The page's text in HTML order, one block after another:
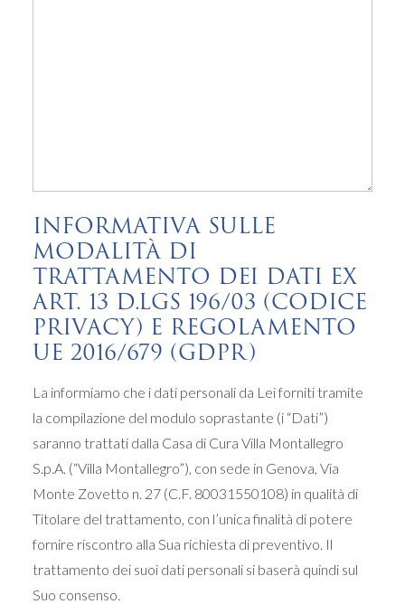
INFORMATIVA SULLE
MODALITÀ DI
TRATTAMENTO DEI DATI EX
ART. 13 D.LGS 196/03 (CODICE
PRIVACY) E REGOLAMENTO
UE 2016/679 (GDPR)
La informiamo che i dati personali da Lei forniti tramite
la compilazione del modulo soprastante (i “Dati”)
saranno trattati dalla Casa di Cura Villa Montallegro
S.p.A. (“Villa Montallegro”), con sede in Genova, Via
Monte Zovetto n. 27 (C.F. 80031550108) in qualità di
Titolare del trattamento, con l’unica finalità di potere
fornire riscontro alla Sua richiesta di preventivo. Il
trattamento dei suoi dati personali si baserà quindi sul
Suo consenso.